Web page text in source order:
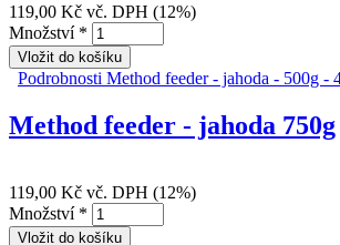
119,00 Kč vč. DPH (12%)
Množství *
Podrobnosti Method feeder - jahoda - 500g -
Method feeder - jahoda 750g
119,00 Kč vč. DPH (12%)
Množství *